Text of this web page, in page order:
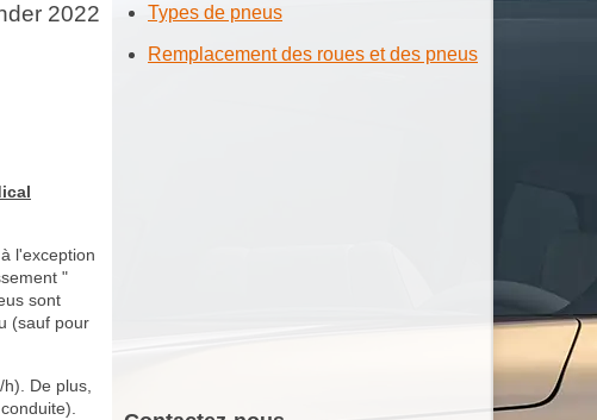
2022
l'exception
"
sont
(sauf pour
De plus,
Types de pneus
Remplacement des roues et des pneus